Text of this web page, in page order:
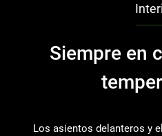
Siempre en
Los asientos delanteros y